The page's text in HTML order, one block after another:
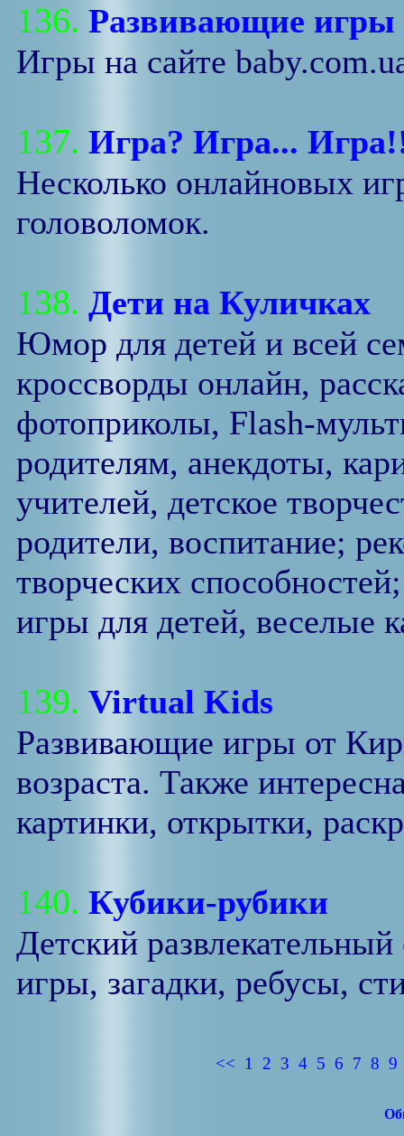
136. Развивающие игры
Игры на сайте
137. Игра? Игра...
Несколько онлайновых
головоломок.
138. Дети на Куличках
Юмор для детей и всей
кроссворды онлайн,
фотоприколы, Flash-
родителям, анекдоты,
учителей, детское
родители, воспитание;
творческих
игры для детей, веселые
139. Virtual Kids
Развивающие игры от
возраста. Также
картинки, открытки,
140. Кубики-рубики
Детский
игры, загадки, ребусы,
<< 1 2 3 4 5 6 7 8 9